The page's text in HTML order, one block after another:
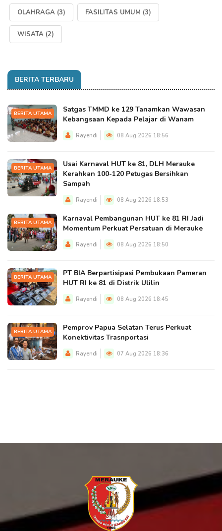
OLAHRAGA (3) FASILITAS UMUM (3)
WISATA (2)
BERITA TERBARU
BERITA UTAMA
Satgas TMMD ke 129 Tanamkan Wawasan
Kebangsaan Kepada Pelajar di Wanam
Rayendi 08 Aug 2026 18:56
BERITA UTAMA
Usai Karnaval HUT ke 81, DLH Merauke
Kerahkan 100-120 Petugas Bersihkan
Sampah
Rayendi 08 Aug 2026 18:53
BERITA UTAMA
Karnaval Pembangunan HUT ke 81 RI Jadi
Momentum Perkuat Persatuan di Merauke
Rayendi 08 Aug 2026 18:50
BERITA UTAMA
PT BIA Berpartisipasi Pembukaan Pameran
HUT RI ke 81 di Distrik Ulilin
Rayendi 08 Aug 2026 18:45
BERITA UTAMA
Pemprov Papua Selatan Terus Perkuat
Konektivitas Trasnportasi
Rayendi 07 Aug 2026 18:36